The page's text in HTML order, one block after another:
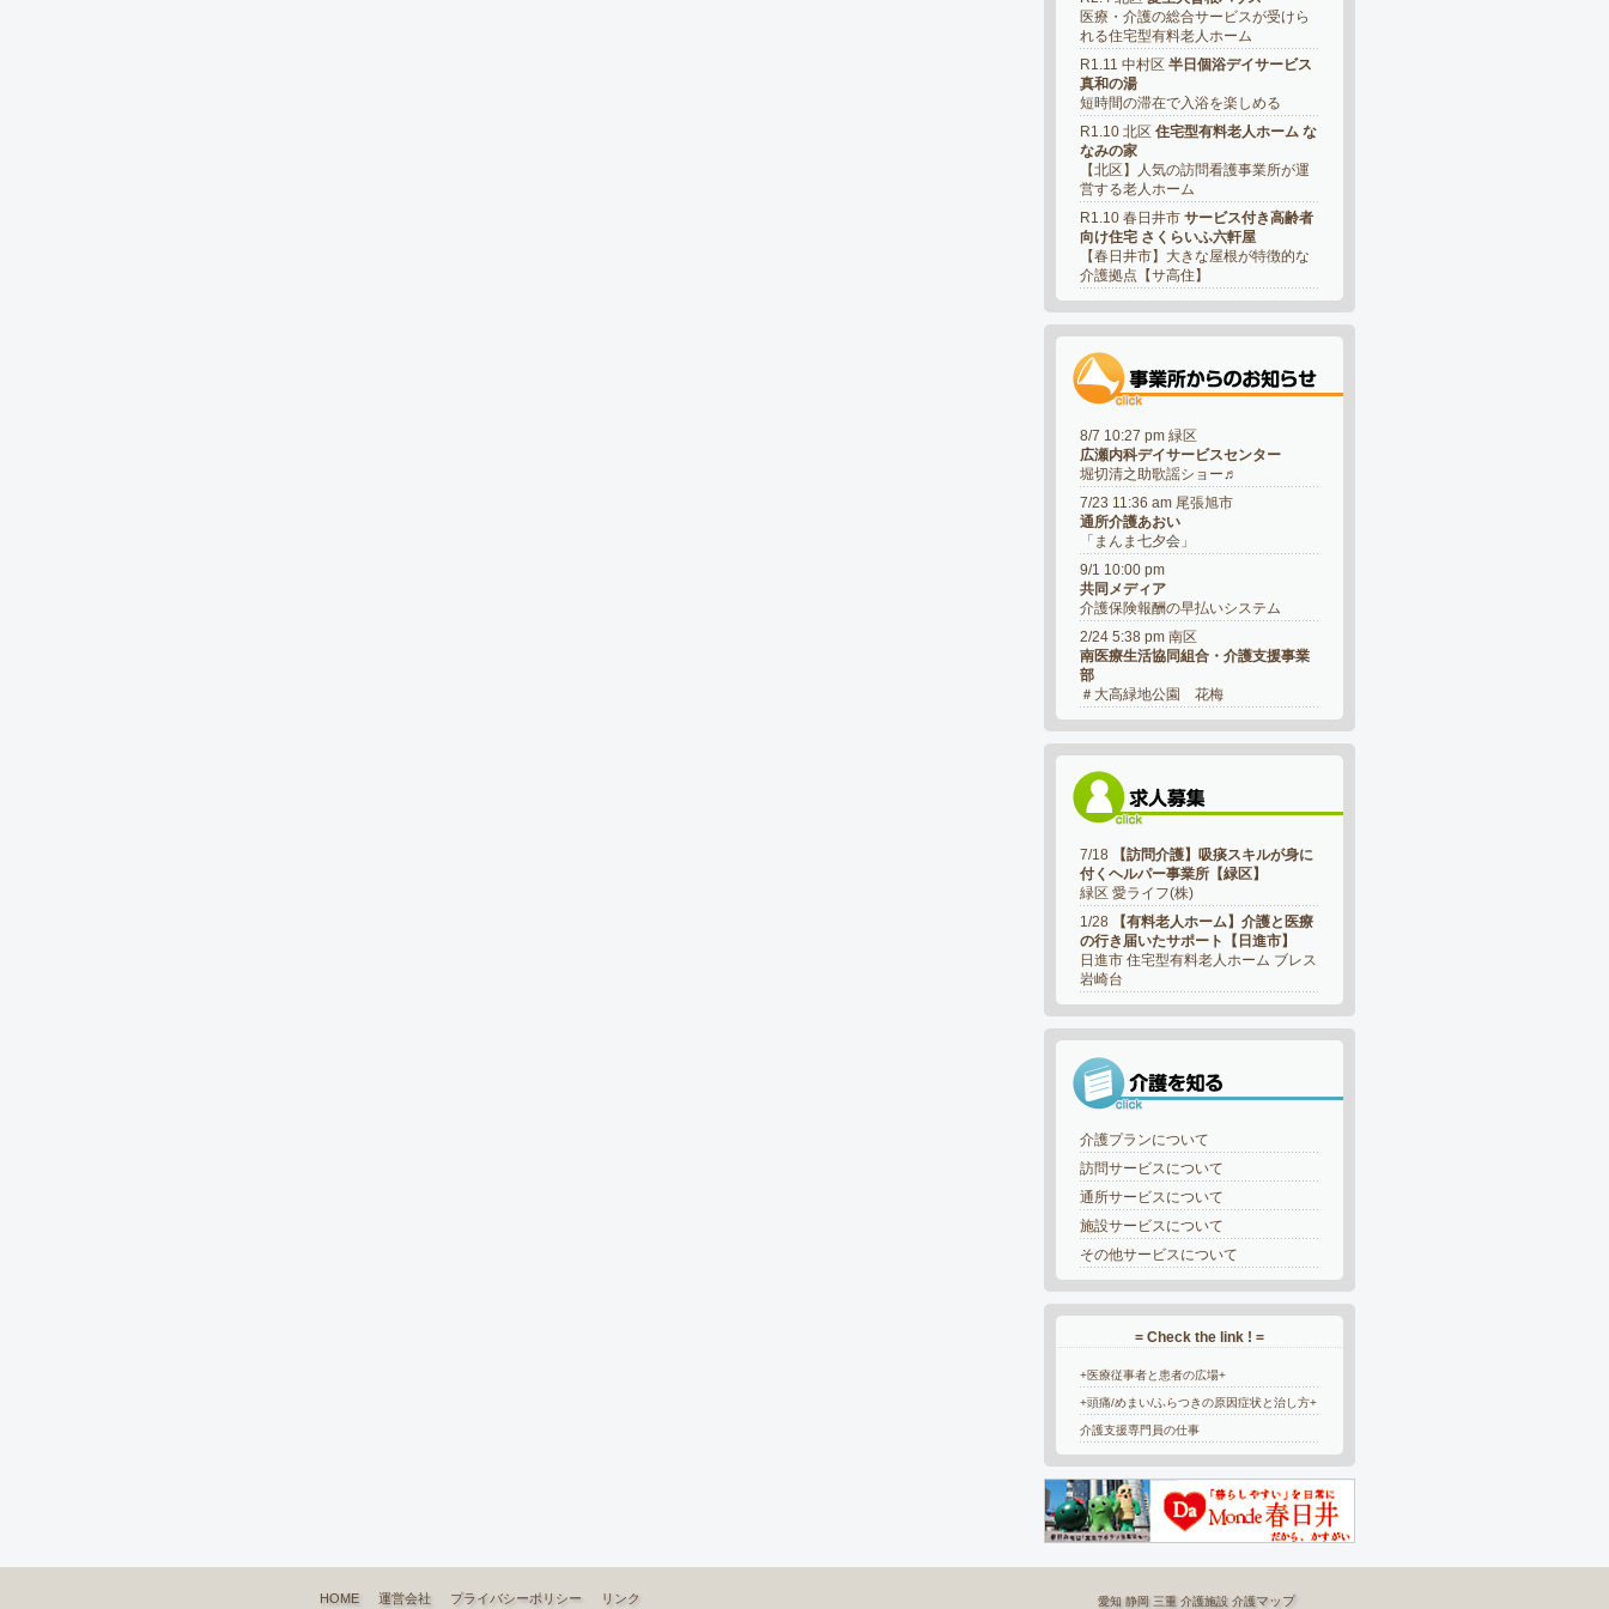
医療・介護の総合サービスが受けら
れる住宅型有料老人ホーム
R1.11 中村区 半日個浴デイサービス
真和の湯
短時間の滞在で入浴を楽しめる
R1.10 北区 住宅型有料老人ホーム な
なみの家
【北区】人気の訪問看護事業所が運
営する老人ホーム
R1.10 春日井市 サービス付き高齢者
向け住宅 さくらいふ六軒屋
【春日井市】大きな屋根が特徴的な
介護拠点【サ高住】
8/7 10:27 pm 緑区
広瀬内科デイサービスセンター
堀切清之助歌謡ショー♬
7/23 11:36 am 尾張旭市
通所介護あおい
「まんま七夕会」
9/1 10:00 pm
共同メディア
介護保険報酬の早払いシステム
2/24 5:38 pm 南区
南医療生活協同組合・介護支援事業
部
＃大高緑地公園 花梅
7/18
【訪問介護】吸痰スキルが身に
付くヘルパー事業所【緑区】
緑区 愛ライフ(株)
1/28
【有料老人ホーム】介護と医療
の行き届いたサポート【日進市】
日進市 住宅型有料老人ホーム ブレス
岩崎台
介護プランについて
訪問サービスについて
通所サービスについて
施設サービスについて
その他サービスについて
= Check the link ! =
+医療従事者と患者の広場+
+頭痛/めまい/ふらつきの原因症状と治し方+
介護支援専門員の仕事
HOME 運営会社 プライバシーポリシー リンク 愛知 静岡 三重 介護施設 介護マップ